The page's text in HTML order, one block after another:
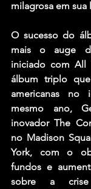
milagrosa em
O sucesso do
mais o auge
iniciado com All
álbum triplo
americanas no
mesmo ano,
inovador The
no Madison
York, com o
fundos e
sobre a crise